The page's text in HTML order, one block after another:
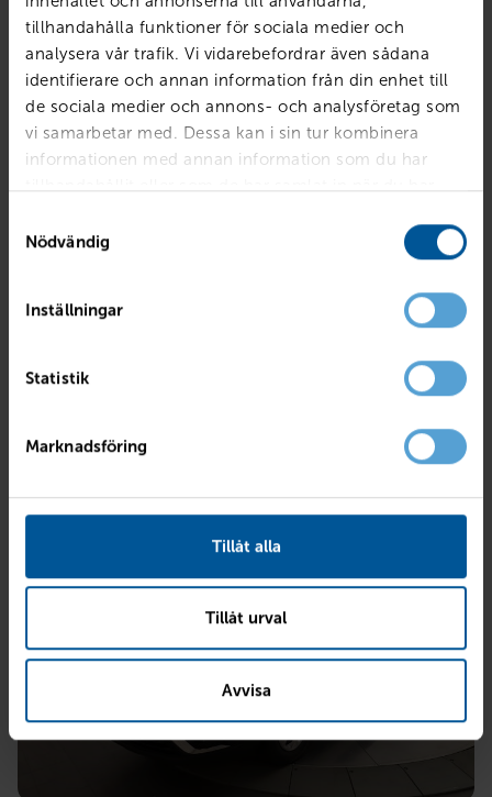
tillhandahålla funktioner för sociala medier och
analysera vår trafik. Vi vidarebefordrar även sådana
identifierare och annan information från din enhet till
de sociala medier och annons- och analysföretag som
vi samarbetar med. Dessa kan i sin tur kombinera
informationen med annan information som du har
tillhandahållit eller som de har samlat in när du har
Nödvändig
Inställningar
Statistik
Marknadsföring
Tillåt alla
Tillåt urval
Avvisa
139 800kr